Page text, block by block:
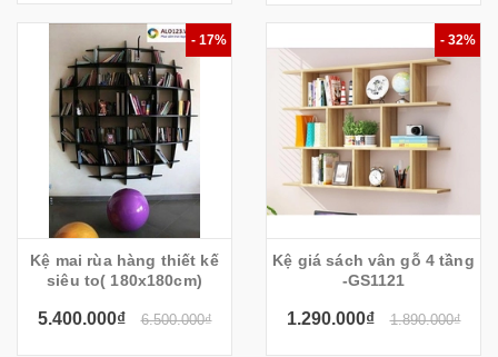
- 17%
Kệ mai rùa hàng thiết kế
siêu to( 180x180cm)
5.400.000₫ 6.500.000₫
- 32%
Kệ giá sách vân gỗ 4 tầng
-GS1121
1.290.000₫ 1.890.000₫